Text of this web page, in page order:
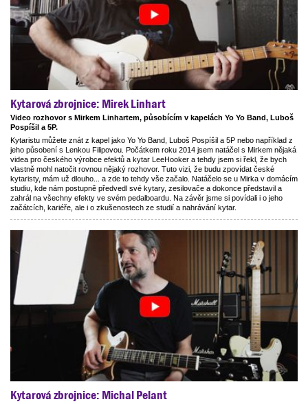
Kytarová zbrojnice: Mirek Linhart
Video rozhovor s Mirkem Linhartem, působícím v kapelách Yo Yo Band, Luboš
Pospíšil a 5P.
Kytaristu můžete znát z kapel jako Yo Yo Band, Luboš Pospíšil a 5P nebo například z
jeho působení s Lenkou Filipovou. Počátkem roku 2014 jsem natáčel s Mirkem nějaká
videa pro českého výrobce efektů a kytar LeeHooker a tehdy jsem si řekl, že bych
vlastně mohl natočit rovnou nějaký rozhovor. Tuto vizi, že budu zpovídat české
kytaristy, mám už dlouho... a zde to tehdy vše začalo. Natáčelo se u Mirka v domácím
studiu, kde nám postupně předvedl své kytary, zesilovače a dokonce představil a
zahrál na všechny efekty ve svém pedalboardu. Na závěr jsme si povídali i o jeho
začátcích, kariéře, ale i o zkušenostech ze studií a nahrávání kytar.
Kytarová zbrojnice: Michal Pelant